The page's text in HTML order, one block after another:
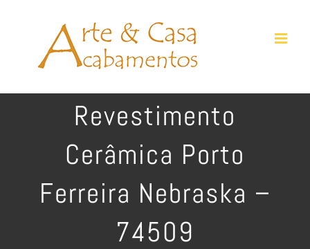
Revestimento
Cerâmica Porto
Ferreira Nebraska –
74509